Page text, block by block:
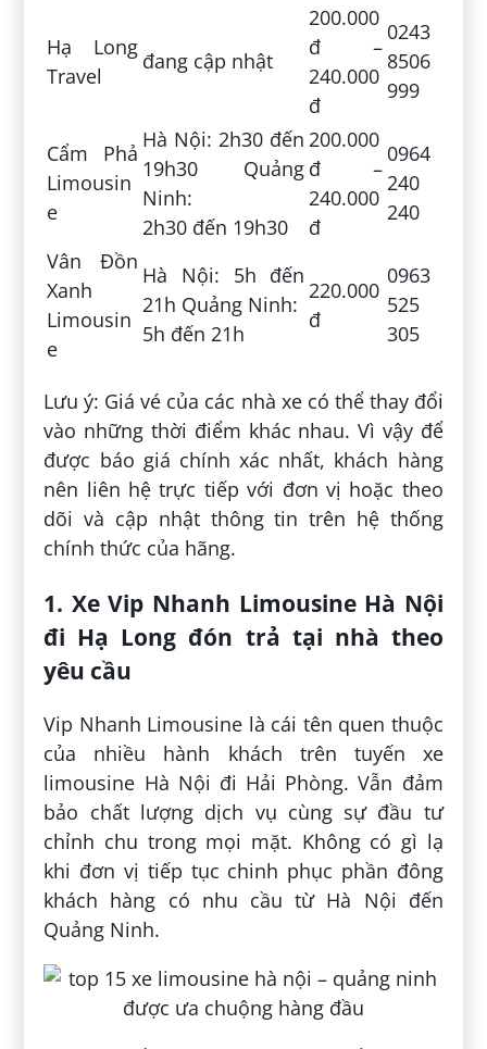
Hạ Long
Travel
đang cập nhật
200.000
đ –
240.000
đ
0243
8506
999
Cẩm Phả
Limousin
e
Hà Nội: 2h30 đến
19h30 Quảng
Ninh:
2h30 đến 19h30
200.000
đ –
240.000
đ
0964
240
240
Vân Đồn
Xanh
Limousin
e
Hà Nội: 5h đến
21h Quảng Ninh:
5h đến 21h
220.000
đ
0963
525
305
Lưu ý: Giá vé của các nhà xe có thể thay đổi
vào những thời điểm khác nhau. Vì vậy để
được báo giá chính xác nhất, khách hàng
nên liên hệ trực tiếp với đơn vị hoặc theo
dõi và cập nhật thông tin trên hệ thống
chính thức của hãng.
1. Xe Vip Nhanh Limousine Hà Nội
đi Hạ Long đón trả tại nhà theo
yêu cầu
Vip Nhanh Limousine là cái tên quen thuộc
của nhiều hành khách trên tuyến xe
limousine Hà Nội đi Hải Phòng. Vẫn đảm
bảo chất lượng dịch vụ cùng sự đầu tư
chỉnh chu trong mọi mặt. Không có gì lạ
khi đơn vị tiếp tục chinh phục phần đông
khách hàng có nhu cầu từ Hà Nội đến
Quảng Ninh.